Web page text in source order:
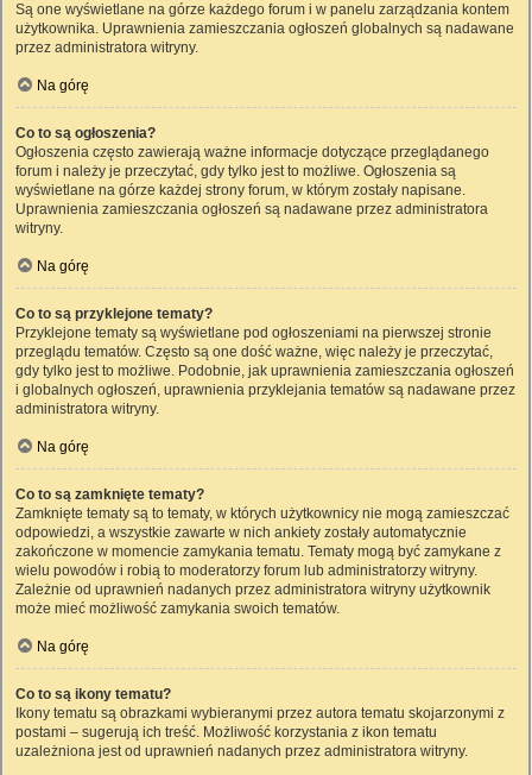
Są one wyświetlane na górze każdego forum i w panelu zarządzania kontem
użytkownika. Uprawnienia zamieszczania ogłoszeń globalnych są nadawane
przez administratora witryny.
Na górę
Co to są ogłoszenia?
Ogłoszenia często zawierają ważne informacje dotyczące przeglądanego
forum i należy je przeczytać, gdy tylko jest to możliwe. Ogłoszenia są
wyświetlane na górze każdej strony forum, w którym zostały napisane.
Uprawnienia zamieszczania ogłoszeń są nadawane przez administratora
witryny.
Na górę
Co to są przyklejone tematy?
Przyklejone tematy są wyświetlane pod ogłoszeniami na pierwszej stronie
przeglądu tematów. Często są one dość ważne, więc należy je przeczytać,
gdy tylko jest to możliwe. Podobnie, jak uprawnienia zamieszczania ogłoszeń
i globalnych ogłoszeń, uprawnienia przyklejania tematów są nadawane przez
administratora witryny.
Na górę
Co to są zamknięte tematy?
Zamknięte tematy są to tematy, w których użytkownicy nie mogą zamieszczać
odpowiedzi, a wszystkie zawarte w nich ankiety zostały automatycznie
zakończone w momencie zamykania tematu. Tematy mogą być zamykane z
wielu powodów i robią to moderatorzy forum lub administratorzy witryny.
Zależnie od uprawnień nadanych przez administratora witryny użytkownik
może mieć możliwość zamykania swoich tematów.
Na górę
Co to są ikony tematu?
Ikony tematu są obrazkami wybieranymi przez autora tematu skojarzonymi z
postami – sugerują ich treść. Możliwość korzystania z ikon tematu
uzależniona jest od uprawnień nadanych przez administratora witryny.